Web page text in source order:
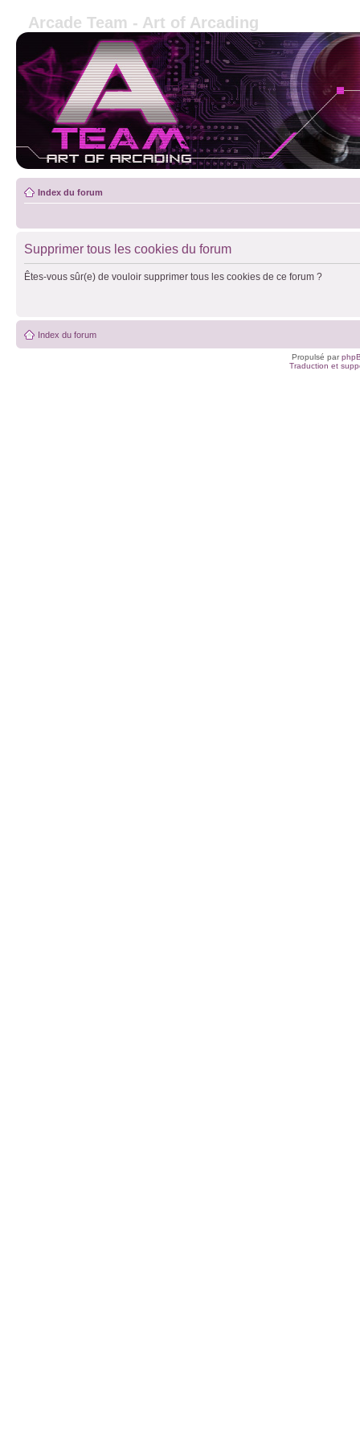
Arcade Team - Art of Arcading
Index du forum
Supprimer tous les cookies du forum
Êtes-vous sûr(e) de vouloir supprimer tous les cookies de ce forum ?
Index du forum
Propulsé par
Traduction et